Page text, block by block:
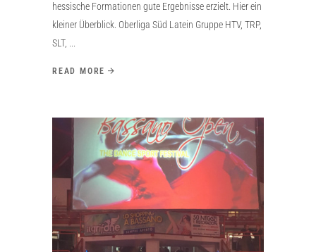
hessische Formationen gute Ergebnisse erzielt. Hier ein
kleiner Überblick. Oberliga Süd Latein Gruppe HTV, TRP,
SLT,
READ MORE